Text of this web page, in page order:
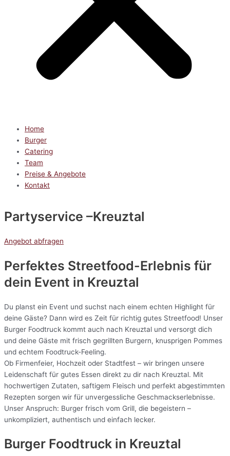
Home
Burger
Catering
Team
Preise & Angebote
Kontakt
Partyservice –Kreuztal
Angebot abfragen
Perfektes Streetfood-Erlebnis für
dein Event in Kreuztal
Du planst ein Event und suchst nach einem echten Highlight für
deine Gäste? Dann wird es Zeit für richtig gutes Streetfood! Unser
Burger Foodtruck kommt auch nach Kreuztal und versorgt dich
und deine Gäste mit frisch gegrillten Burgern, knusprigen Pommes
und echtem Foodtruck-Feeling.
Ob Firmenfeier, Hochzeit oder Stadtfest – wir bringen unsere
Leidenschaft für gutes Essen direkt zu dir nach Kreuztal. Mit
hochwertigen Zutaten, saftigem Fleisch und perfekt abgestimmten
Rezepten sorgen wir für unvergessliche Geschmackserlebnisse.
Unser Anspruch: Burger frisch vom Grill, die begeistern –
unkompliziert, authentisch und einfach lecker.
Burger Foodtruck in Kreuztal